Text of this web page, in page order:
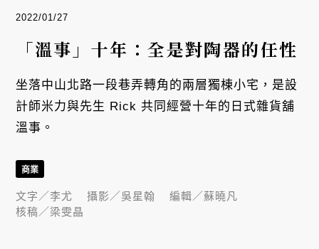
2022/01/27
「溫事」十年：全是對陶器的任性
坐落中山北路一段巷弄轉角的兩層獨棟小宅，是設
計師米力與先生 Rick 共同經營十年的日式雜貨舖
溫事。
商業
文字／李尤 攝影／吳星翰 編輯／蘇曉凡
核稿／梁雯晶